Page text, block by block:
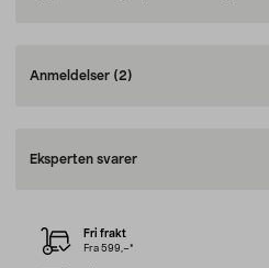
Anmeldelser (2)
Eksperten svarer
Fri frakt
Fra 599,–*